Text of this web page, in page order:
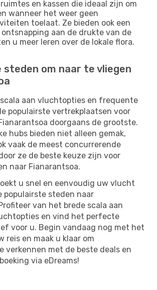
en kassen die ideaal zijn om
wanneer het weer geen
toelaat. Ze bieden ook een
aan de drukte van de
u meer leren over de lokale flora.
steden om naar te vliegen
aan vluchtopties en frequente
populairste vertrekplaatsen voor
doorgaans de grootste.
hubs bieden niet alleen gemak,
vaak de meest concurrerende
ze de beste keuze zijn voor
naar Fianarantsoa.
u snel en eenvoudig uw vlucht
populairste steden naar
van het brede scala aan
en vind het perfecte
voor u. Begin vandaag nog met het
reis en maak u klaar om
verkennen met de beste deals en
via eDreams!